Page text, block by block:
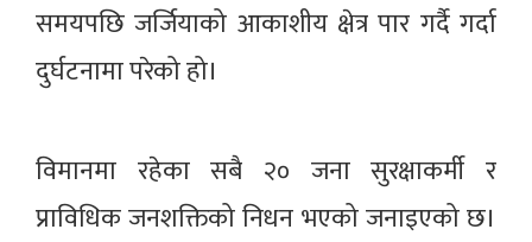
समयपछि जर्जियाको आकाशीय क्षेत्र पार गर्दै गर्दा
दुर्घटनामा परेको हो।
विमानमा रहेका सबै २० जना सुरक्षाकर्मी र
प्राविधिक जनशक्तिको निधन भएको जनाइएको छ।